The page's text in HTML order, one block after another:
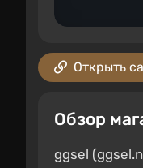
Открыть
Обзор
ggsel